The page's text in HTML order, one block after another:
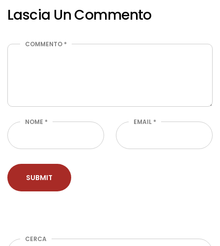
Lascia Un Commento
COMMENTO *
NOME * EMAIL *
CERCA